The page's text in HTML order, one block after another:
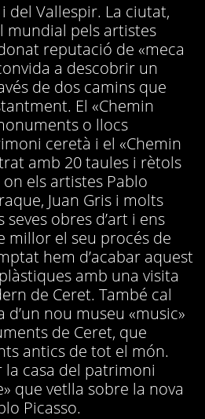
del Vallespir. La ciutat,
mundial pels artistes
reputació de «meca
a descobrir un
de dos camins que
El «Chemin
o llocs
ceretà i el «Chemin
amb 20 taules i rètols
els artistes Pablo
Juan Gris i molts
obres d’art i ens
millor el seu procés de
hem d’acabar aquest
amb una visita
de Ceret. També cal
nou museu «music»
de Ceret, que
antics de tot el món.
la casa del patrimoni
que vetlla sobre la nova
Picasso.